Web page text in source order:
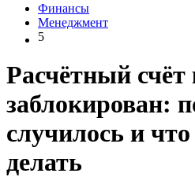
Финансы
Менеджмент
5
Расчётный
заблокирован:
случилось и
делать